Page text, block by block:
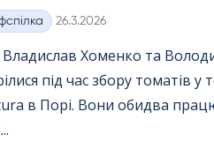
Kirjoitettu
26.3.2026
Владислав Хоменко та
під час збору томатів у
в Порі. Вони обидва